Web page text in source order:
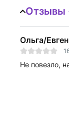
Отзывы
Ольга/
Не повезло,